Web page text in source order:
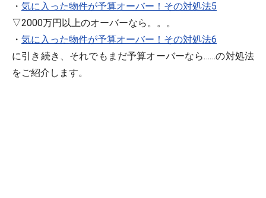
・ 気に入った物件が予算オーバー！その対処法5
▽2000万円以上のオーバーなら。。。
・ 気に入った物件が予算オーバー！その対処法6
に引き続き、それでもまだ予算オーバーなら……の対処法
をご紹介します。